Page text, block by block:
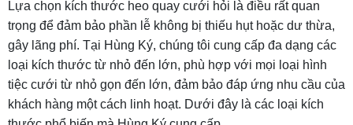
Lựa chọn kích thước heo quay cưới hỏi là điều rất quan
trọng để đảm bảo phần lễ không bị thiếu hụt hoặc dư thừa,
gây lãng phí. Tại Hùng Ký, chúng tôi cung cấp đa dạng các
loại kích thước từ nhỏ đến lớn, phù hợp với mọi loại hình
tiệc cưới từ nhỏ gọn đến lớn, đảm bảo đáp ứng nhu cầu của
khách hàng một cách linh hoạt. Dưới đây là các loại kích